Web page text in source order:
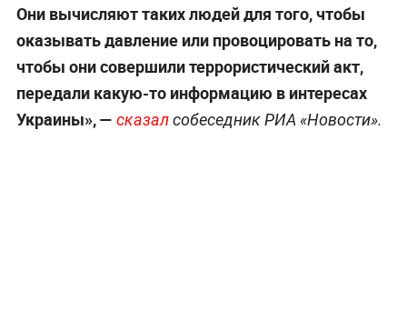
Они вычисляют таких людей для того, чтобы
оказывать давление или провоцировать на то,
чтобы они совершили террористический акт,
передали какую-то информацию в интересах
Украины», — сказалсобеседник РИА «Новости».